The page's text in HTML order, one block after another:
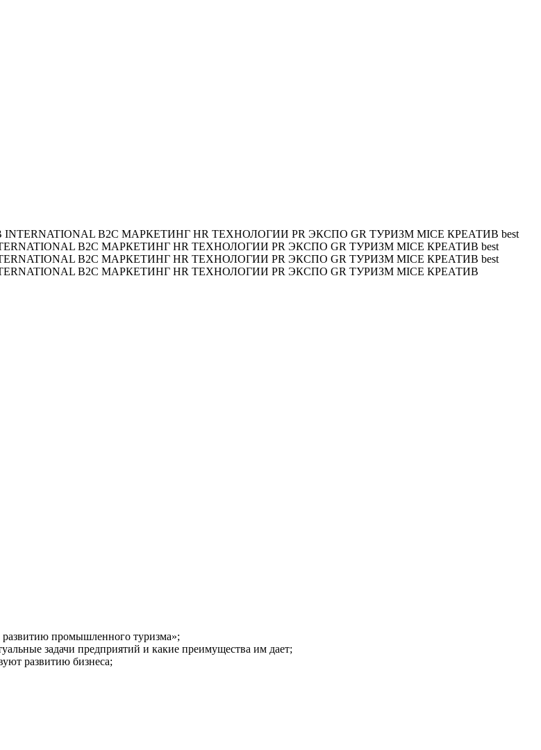
INTERNATIONAL B2C МАРКЕТИНГ HR ТЕХНОЛОГИИ PR ЭКСПО GR ТУРИЗМ MICE КРЕАТИВ best
B2C МАРКЕТИНГ HR ТЕХНОЛОГИИ PR ЭКСПО GR ТУРИЗМ MICE КРЕАТИВ best
B2C МАРКЕТИНГ HR ТЕХНОЛОГИИ PR ЭКСПО GR ТУРИЗМ MICE КРЕАТИВ best
B2C МАРКЕТИНГ HR ТЕХНОЛОГИИ PR ЭКСПО GR ТУРИЗМ MICE КРЕАТИВ
промышленного туризма»;
задачи предприятий и какие преимущества им дает;
развитию бизнеса;